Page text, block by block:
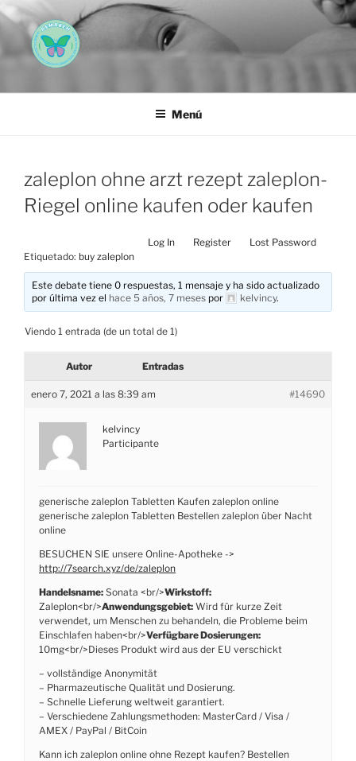
Saltar
al
contenido
AEMAREH
Menú
zaleplon ohne arzt rezept zaleplon-
Riegel online kaufen oder kaufen
Log In Register
Lost Password
Etiquetado: buy zaleplon
Este debate tiene 0 respuestas, 1 mensaje y ha sido actualizado
por última vez el hace 5 años, 7 meses por kelvincy.
Viendo 1 entrada (de un total de 1)
Autor Entradas
enero 7, 2021 a las 8:39 am #14690
kelvincy
Participante
generische zaleplon Tabletten Kaufen zaleplon online
generische zaleplon Tabletten Bestellen zaleplon über Nacht
online
BESUCHEN SIE unsere Online-Apotheke ->
http://7search.xyz/de/zaleplon
Handelsname: Sonata <br/>Wirkstoff:
Zaleplon<br/>Anwendungsgebiet: Wird für kurze Zeit
verwendet, um Menschen zu behandeln, die Probleme beim
Einschlafen haben<br/>Verfügbare Dosierungen:
10mg<br/>Dieses Produkt wird aus der EU verschickt
– vollständige Anonymität
– Pharmazeutische Qualität und Dosierung.
– Schnelle Lieferung weltweit garantiert.
– Verschiedene Zahlungsmethoden: MasterCard / Visa /
AMEX / PayPal / BitCoin
Kann ich zaleplon online ohne Rezept kaufen? Bestellen